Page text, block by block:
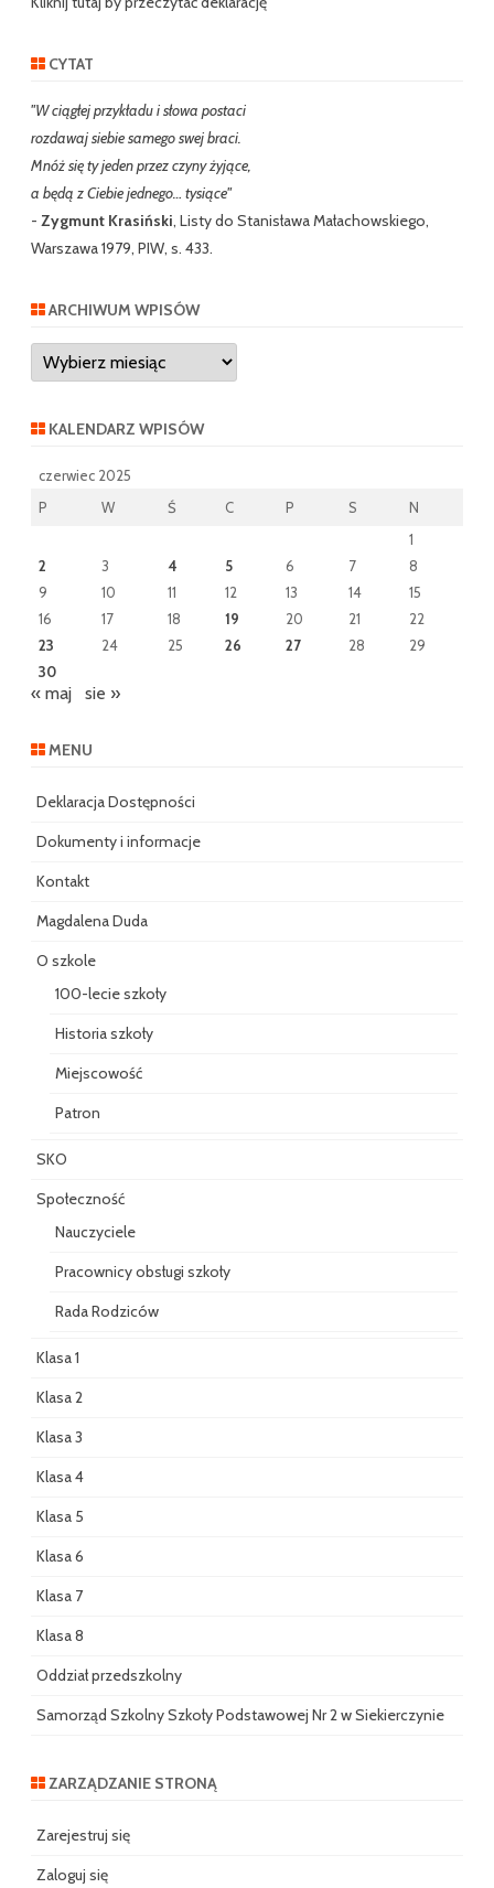
CYTAT
"W ciągłej przykładu i słowa postaci
rozdawaj siebie samego swej braci.
Mnóż się ty jeden przez czyny żyjące,
a będą z Ciebie jednego… tysiące"
- Zygmunt Krasiński, Listy do Stanisława Małachowskiego,
Warszawa 1979, PIW, s. 433.
ARCHIWUM WPISÓW
Archiwum
wpisów
KALENDARZ WPISÓW
czerwiec 2025
P
W Ś C P S
N
1
2
3 4 5 6 7
8
9
10 11 12 13 14
15
16
17 18 19 20 21
22
23
24 25 26 27 28
29
30
« maj sie »
MENU
Deklaracja Dostępności
Dokumenty i informacje
Kontakt
Magdalena Duda
O szkole
100-lecie szkoły
Historia szkoły
Miejscowość
Patron
SKO
Społeczność
Nauczyciele
Pracownicy obsługi szkoły
Rada Rodziców
Klasa 1
Klasa 2
Klasa 3
Klasa 4
Klasa 5
Klasa 6
Klasa 7
Klasa 8
Oddział przedszkolny
Samorząd Szkolny Szkoły Podstawowej Nr 2 w Siekierczynie
ZARZĄDZANIE STRONĄ
Zarejestruj się
Zaloguj się